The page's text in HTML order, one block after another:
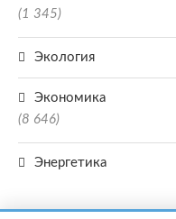
(1 345)
Экология
Экономика
(8 646)
Энергетика